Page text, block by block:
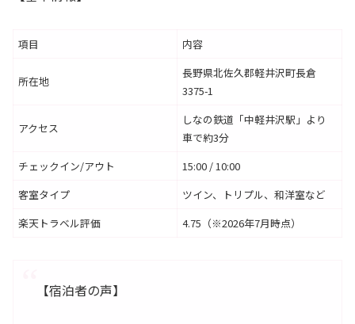
項目 内容
所在地
長野県北佐久郡軽井沢町長倉
3375-1
アクセス
しなの鉄道「中軽井沢駅」より
車で約3分
チェックイン/アウト
15:00 / 10:00
客室タイプ
ツイン、トリプル、和洋室など
楽天トラベル評価
4.75（※2026年7月時点）
【宿泊者の声】